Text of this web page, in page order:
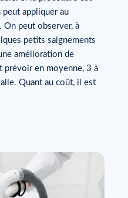
appliquer au
On peut observer, à
petits saignements
amélioration de
prévoir en moyenne, 3 à
Quant au coût, il est